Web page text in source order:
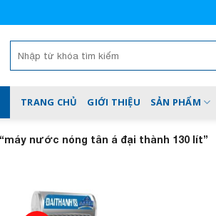
kiếm:
TRANG CHỦ GIỚI THIỆU SẢN PHẨM
nước nóng tân á đại thành 130 lít”